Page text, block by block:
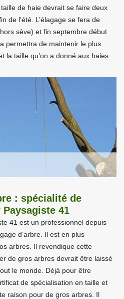
de haie devrait se faire deux
de l’été. L’élagage se fera de
sève) et fin septembre début
permettra de maintenir le plus
la taille qu’on a donné aux haies.
: spécialité de
Paysagiste 41
41 est un professionnel depuis
d’arbre. Il est en plus
arbres. Il revendique cette
de gros arbres devrait être laissé
le monde. Déjà pour être
de spécialisation en taille et
raison pour de gros arbres. Il